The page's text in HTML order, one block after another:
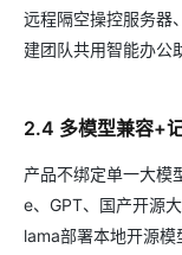
远程隔空操控服务器
建团队共用智能办公
2.4 多模型兼容+
产品不绑定单一大模
e、GPT、国产开源
lama部署本地开源模